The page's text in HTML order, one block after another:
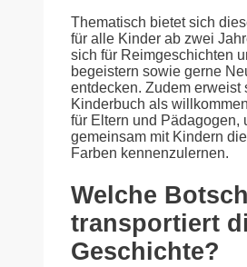
Thematisch bietet sich
für alle Kinder ab zwei
sich für Reimgeschichten
begeistern sowie gerne
entdecken. Zudem erweist
Kinderbuch als
für Eltern und Pädagogen,
gemeinsam mit Kindern
Farben kennenzulernen.
Welche
transportiert
Geschichte?